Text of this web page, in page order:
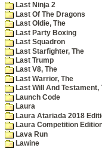
Last Ninja 2
Last Of The Dragons
Last Oldie, The
Last Party Boxing
Last Squadron
Last Starfighter, The
Last Trump
Last V8, The
Last Warrior, The
Last Will And Testament,
Launch Code
Laura
Laura Atariada 2018
Laura Competition
Lava Run
Lawine